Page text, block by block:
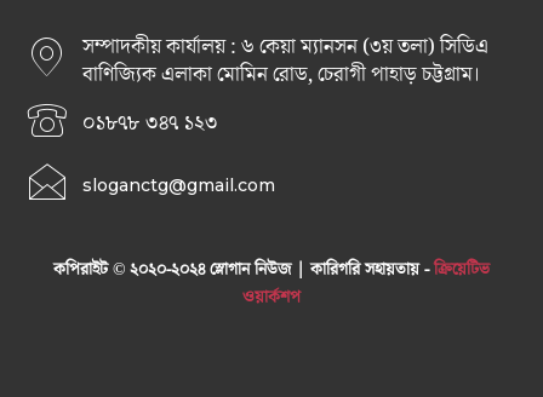
সম্পাদকীয় কার্যালয় : ৬ কেয়া ম্যানসন (৩য় তলা) সিডিএ
বাণিজ্যিক এলাকা মোমিন রোড, চেরাগী পাহাড় চট্টগ্রাম।
০১৮৭৮ ৩৪৭ ১২৩
sloganctg@gmail.com
কপিরাইট © ২০২০-২০২৪ স্লোগান নিউজ | কারিগরি সহায়তায় -ক্রিয়েটিভ
ওয়ার্কশপ